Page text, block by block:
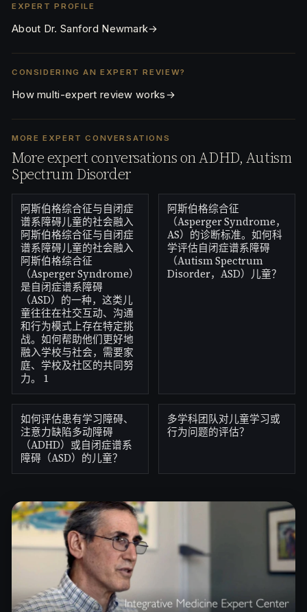
EXPERT PROFILE
About Dr. Sanford Newmark→
CONSIDERING AN EXPERT REVIEW?
How multi-expert review works→
MORE EXPERT CONVERSATIONS
More expert conversations on ADHD, Autism
Spectrum Disorder
阿斯伯格综合征与自闭症
谱系障碍儿童的社会融入
阿斯伯格综合征与自闭症
谱系障碍儿童的社会融入
阿斯伯格综合征
（Asperger Syndrome）
是自闭症谱系障碍
（ASD）的一种，这类儿
童往往在社交互动、沟通
和行为模式上存在特定挑
战。如何帮助他们更好地
融入学校与社会，需要家
庭、学校及社区的共同努
力。 1
阿斯伯格综合征
（Asperger Syndrome，
AS）的诊断标准。如何科
学评估自闭症谱系障碍
（Autism Spectrum
Disorder，ASD）儿童？
如何评估患有学习障碍、
注意力缺陷多动障碍
（ADHD）或自闭症谱系
障碍（ASD）的儿童？
多学科团队对儿童学习或
行为问题的评估？